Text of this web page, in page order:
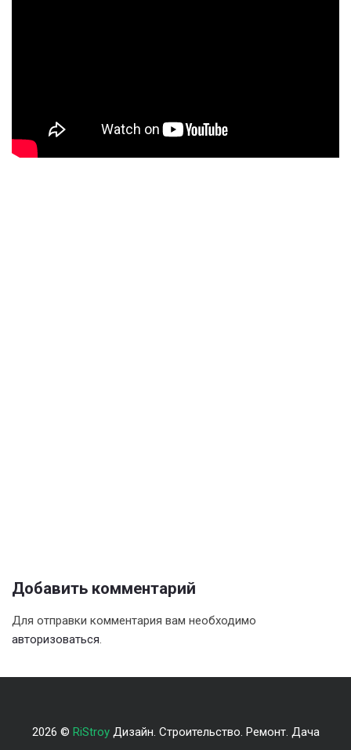
Добавить комментарий
Для отправки комментария вам необходимо
авторизоваться.
2026 © RiStroyДизайн. Строительство. Ремонт. Дача